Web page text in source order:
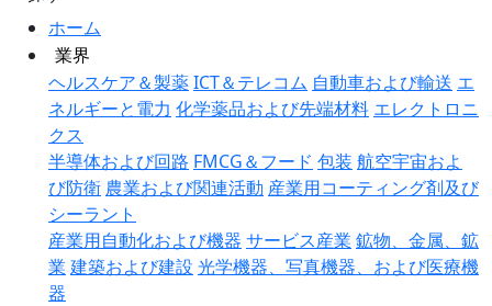
ホーム
業界
ヘルスケア＆製薬ICT＆テレコム 自動車および輸送 エ
ネルギーと電力 化学薬品および先端材料 エレクトロニ
クス
半導体および回路 FMCG＆フード 包装 航空宇宙およ
び防衛 農業および関連活動 産業用コーティング剤及び
シーラント
産業用自動化および機器 サービス産業 鉱物、金属、鉱
業 建築および建設 光学機器、写真機器、および医療機
器